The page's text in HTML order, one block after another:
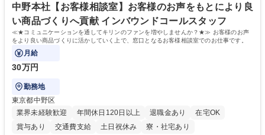
寧な指導体制が整っているため、安心してお仕事をスタートしていただけ
ます。 学歴・資格 学歴：大学院 大学 高専 短大 専修学校 高校 語学力：
資格：
中野本社【お客様相談室】お客様のお声をもとにより良
い商品づくりへ貢献 インバウンドコールスタッフ
≪★コミュニケーションを通してキリンのファンを増やしませんか？★≫ お客様のお声
をより良い商品づくりに活かしていく上で、窓口となるお客様相談室でのお仕事です。
月給
30万円
勤務地
東京都中野区
業界未経験歓迎
年間休日120日以上 退職金あり
在宅OK
賞与あり
交通費支給 土日祝休み 寮・社宅あり